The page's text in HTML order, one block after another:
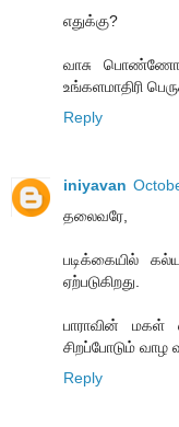
எதுக்கு?
வாசு
உங்களமாதிரி
Reply
iniyavan
தலைவரே,
படிக்கையில்
ஏற்படுகிறது.
பாராவின் மகள்
சிறப்போடும் வாழ
Reply